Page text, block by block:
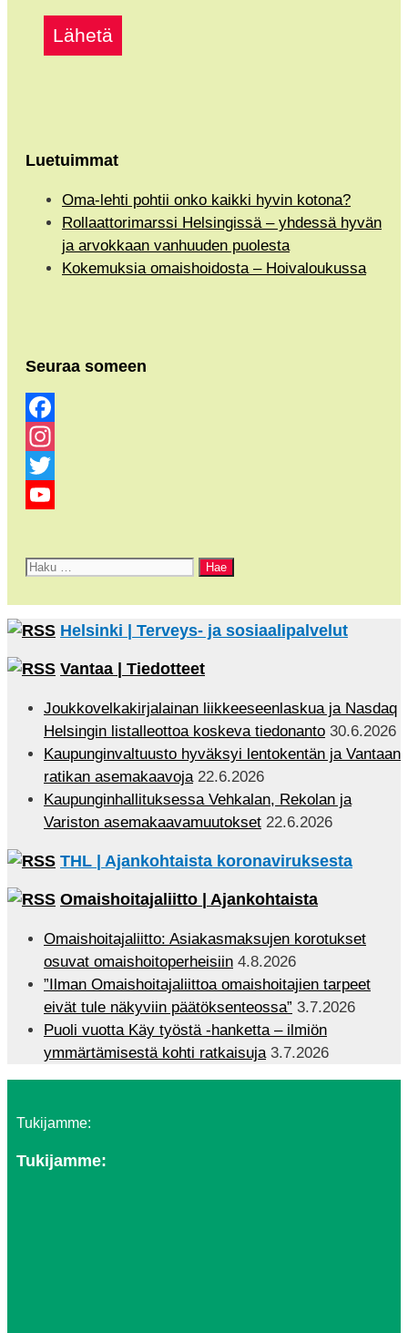
Lähetä
Luetuimmat
Oma-lehti pohtii onko kaikki hyvin kotona?
Rollaattorimarssi Helsingissä – yhdessä hyvän
ja arvokkaan vanhuuden puolesta
Kokemuksia omaishoidosta – Hoivaloukussa
Seuraa someen
Facebook
Instagram
Twitter
Haku:
Helsinki | Terveys- ja sosiaalipalvelut
Vantaa | Tiedotteet
Joukkovelkakirjalainan liikkeeseenlaskua ja Nasdaq
Helsingin listalleottoa koskeva tiedonanto 30.6.2026
Kaupunginvaltuusto hyväksyi lentokentän ja Vantaan
ratikan asemakaavoja 22.6.2026
Kaupunginhallituksessa Vehkalan, Rekolan ja
Variston asemakaavamuutokset 22.6.2026
THL | Ajankohtaista koronaviruksesta
Omaishoitajaliitto | Ajankohtaista
Omaishoitajaliitto: Asiakasmaksujen korotukset
osuvat omaishoitoperheisiin 4.8.2026
”Ilman Omaishoitajaliittoa omaishoitajien tarpeet
eivät tule näkyviin päätöksenteossa” 3.7.2026
Puoli vuotta Käy työstä -hanketta – ilmiön
ymmärtämisestä kohti ratkaisuja 3.7.2026
Tukijamme:
Tukijamme: